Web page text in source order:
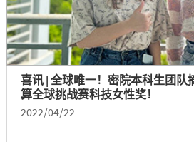
喜讯 | 全球唯一！密院本科生团队
算全球挑战赛科技女性奖！
2022/04/22